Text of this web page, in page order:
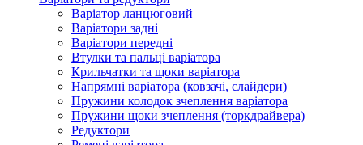
Варіатор ланцюговий
Варіатори задні
Варіатори передні
Втулки та пальці варіатора
Крильчатки та щоки варіатора
Напрямні варіатора (ковзачі, слайдери)
Пружини колодок зчеплення варіатора
Пружини щоки зчеплення (торкдрайвера)
Редуктори